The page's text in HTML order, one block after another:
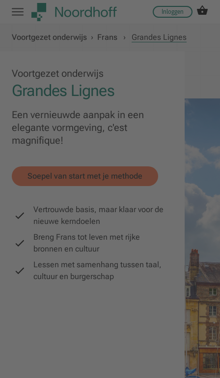
Inloggen
Voortgezet onderwijs › Frans › Grandes Lignes
Voortgezet onderwijs
Grandes Lignes
Een vernieuwde aanpak in een
elegante vormgeving, c'est
magnifique!
Soepel van start met je methode
Vertrouwde basis, maar klaar voor de
nieuwe kerndoelen
Breng Frans tot leven met rijke
bronnen en cultuur
Lessen met samenhang tussen taal,
cultuur en burgerschap